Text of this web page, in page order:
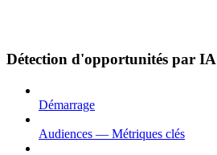
Détection d'opportunités par IA
Démarrage
Audiences — Métriques clés